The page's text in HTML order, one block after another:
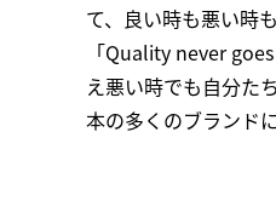
て、良い時も悪い時
「Quality never
え悪い時でも自分た
本の多くのブランド